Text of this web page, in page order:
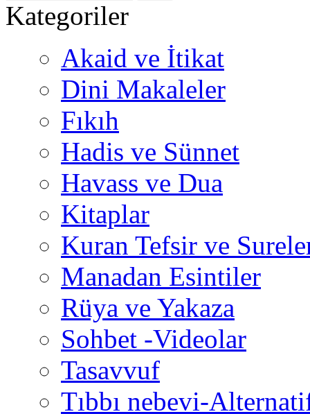
Kategoriler
Akaid ve İtikat
Dini Makaleler
Fıkıh
Hadis ve Sünnet
Havass ve Dua
Kitaplar
Kuran Tefsir ve
Manadan Esintiler
Rüya ve Yakaza
Sohbet -Videolar
Tasavvuf
Tıbbı nebevi-